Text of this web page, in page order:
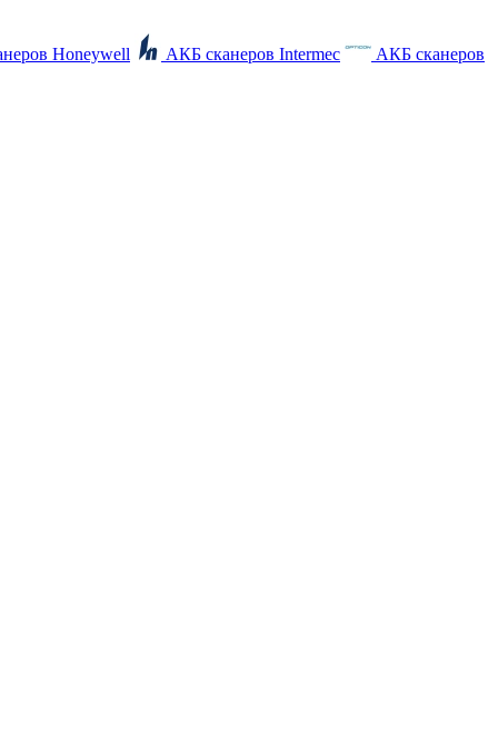
Honeywell АКБ сканеров Intermec
АКБ сканеров